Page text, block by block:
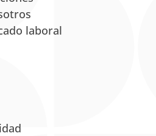
laboral